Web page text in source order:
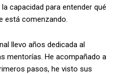
capacidad para entender qué
está comenzando.
llevo años dedicada al
mentorías. He acompañado a
pasos, he visto sus